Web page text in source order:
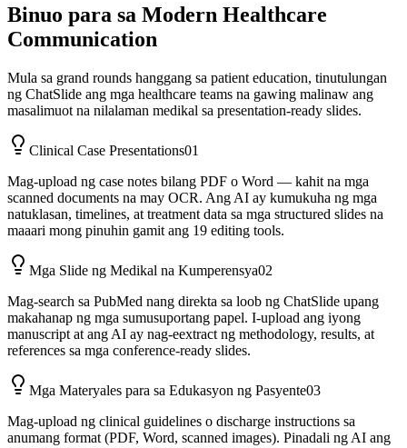
Binuo para sa Modern Healthcare
Communication
Mula sa grand rounds hanggang sa patient education, tinutulungan
ng ChatSlide ang mga healthcare teams na gawing malinaw ang
masalimuot na nilalaman medikal sa presentation-ready slides.
Clinical Case Presentations01
Mag-upload ng case notes bilang PDF o Word — kahit na mga
scanned documents na may OCR. Ang AI ay kumukuha ng mga
natuklasan, timelines, at treatment data sa mga structured slides na
maaari mong pinuhin gamit ang 19 editing tools.
Mga Slide ng Medikal na Kumperensya02
Mag-search sa PubMed nang direkta sa loob ng ChatSlide upang
makahanap ng mga sumusuportang papel. I-upload ang iyong
manuscript at ang AI ay nag-eextract ng methodology, results, at
references sa mga conference-ready slides.
Mga Materyales para sa Edukasyon ng Pasyente03
Mag-upload ng clinical guidelines o discharge instructions sa
anumang format (PDF, Word, scanned images). Pinadali ng AI ang